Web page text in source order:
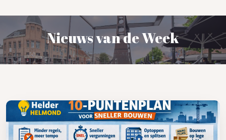
Nieuws van de Week